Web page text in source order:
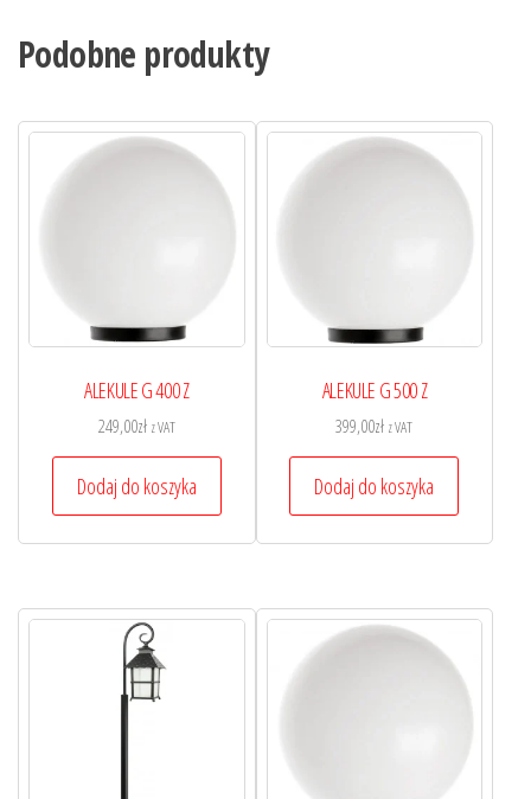
Podobne produkty
ALEKULE G 400 Z
249,00zł z VAT
Dodaj do koszyka
ALEKULE G 500 Z
399,00zł z VAT
Dodaj do koszyka